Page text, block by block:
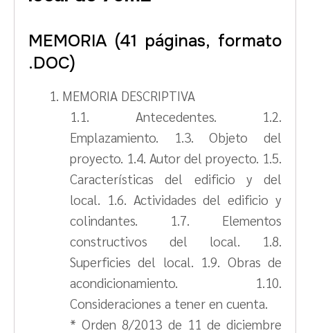
MEMORIA (41 páginas, formato
.DOC)
1. MEMORIA DESCRIPTIVA
1.1. Antecedentes. 1.2.
Emplazamiento. 1.3. Objeto del
proyecto. 1.4. Autor del proyecto. 1.5.
Características del edificio y del
local. 1.6. Actividades del edificio y
colindantes. 1.7. Elementos
constructivos del local. 1.8.
Superficies del local. 1.9. Obras de
acondicionamiento. 1.10.
Consideraciones a tener en cuenta.
* Orden 8/2013 de 11 de diciembre